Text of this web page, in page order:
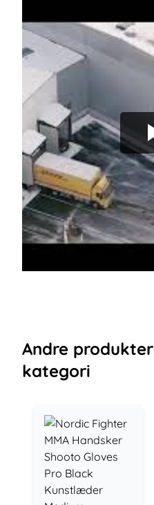
Andre produkter
kategori